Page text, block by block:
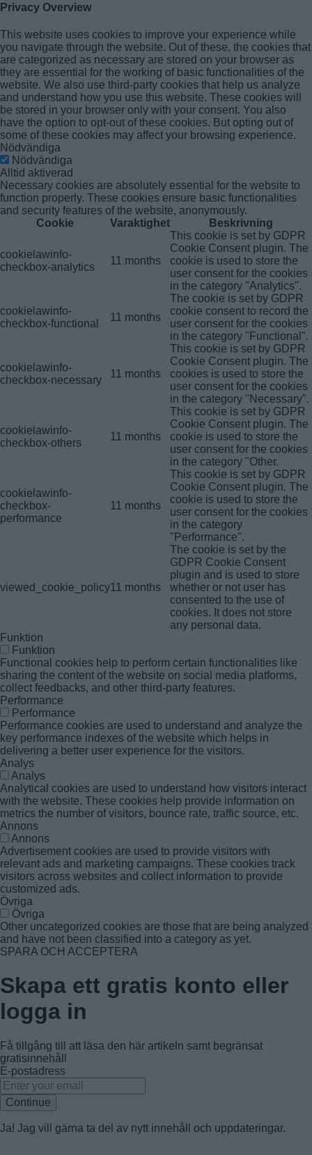
Privacy Overview
This website uses cookies to improve your experience while
you navigate through the website. Out of these, the cookies that
are categorized as necessary are stored on your browser as
they are essential for the working of basic functionalities of the
website. We also use third-party cookies that help us analyze
and understand how you use this website. These cookies will
be stored in your browser only with your consent. You also
have the option to opt-out of these cookies. But opting out of
some of these cookies may affect your browsing experience.
Nödvändiga
Nödvändiga
Alltid aktiverad
Necessary cookies are absolutely essential for the website to
function properly. These cookies ensure basic functionalities
and security features of the website, anonymously.
Cookie
Varaktighet Beskrivning
cookielawinfo-
checkbox-analytics
11 months
This cookie is set by GDPR
Cookie Consent plugin. The
cookie is used to store the
user consent for the cookies
in the category "Analytics".
cookielawinfo-
checkbox-functional
11 months
The cookie is set by GDPR
cookie consent to record the
user consent for the cookies
in the category "Functional".
cookielawinfo-
checkbox-necessary
11 months
This cookie is set by GDPR
Cookie Consent plugin. The
cookies is used to store the
user consent for the cookies
in the category "Necessary".
cookielawinfo-
checkbox-others
11 months
This cookie is set by GDPR
Cookie Consent plugin. The
cookie is used to store the
user consent for the cookies
in the category "Other.
cookielawinfo-
checkbox-
performance
11 months
This cookie is set by GDPR
Cookie Consent plugin. The
cookie is used to store the
user consent for the cookies
in the category
"Performance".
viewed_cookie_policy11 months
The cookie is set by the
GDPR Cookie Consent
plugin and is used to store
whether or not user has
consented to the use of
cookies. It does not store
any personal data.
Funktion
Funktion
Functional cookies help to perform certain functionalities like
sharing the content of the website on social media platforms,
collect feedbacks, and other third-party features.
Performance
Performance
Performance cookies are used to understand and analyze the
key performance indexes of the website which helps in
delivering a better user experience for the visitors.
Analys
Analys
Analytical cookies are used to understand how visitors interact
with the website. These cookies help provide information on
metrics the number of visitors, bounce rate, traffic source, etc.
Annons
Annons
Advertisement cookies are used to provide visitors with
relevant ads and marketing campaigns. These cookies track
visitors across websites and collect information to provide
customized ads.
Övriga
Övriga
Other uncategorized cookies are those that are being analyzed
and have not been classified into a category as yet.
SPARA OCH ACCEPTERA
Skapa ett gratis konto eller
logga in
Få tillgång till att läsa den här artikeln samt begränsat
gratisinnehåll
E-postadress
Continue
Ja! Jag vill gärna ta del av nytt innehåll och uppdateringar.